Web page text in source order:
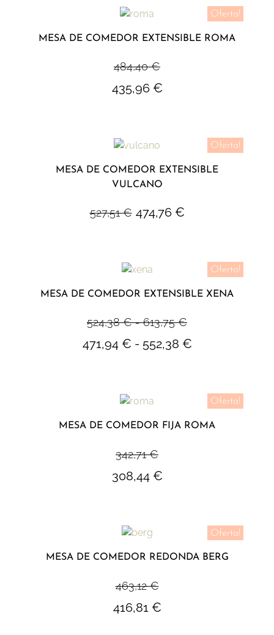
Oferta!
MESA DE COMEDOR EXTENSIBLE ROMA
484,40€
435,96 €
Oferta!
MESA DE COMEDOR EXTENSIBLE
VULCANO
527,51€ 474,76 €
Oferta!
MESA DE COMEDOR EXTENSIBLE XENA
524,38€ - 613,75€
471,94 € - 552,38 €
Oferta!
MESA DE COMEDOR FIJA ROMA
342,71€
308,44 €
Oferta!
MESA DE COMEDOR REDONDA BERG
463,12€
416,81 €